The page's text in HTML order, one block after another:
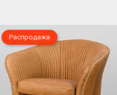
Распродажа